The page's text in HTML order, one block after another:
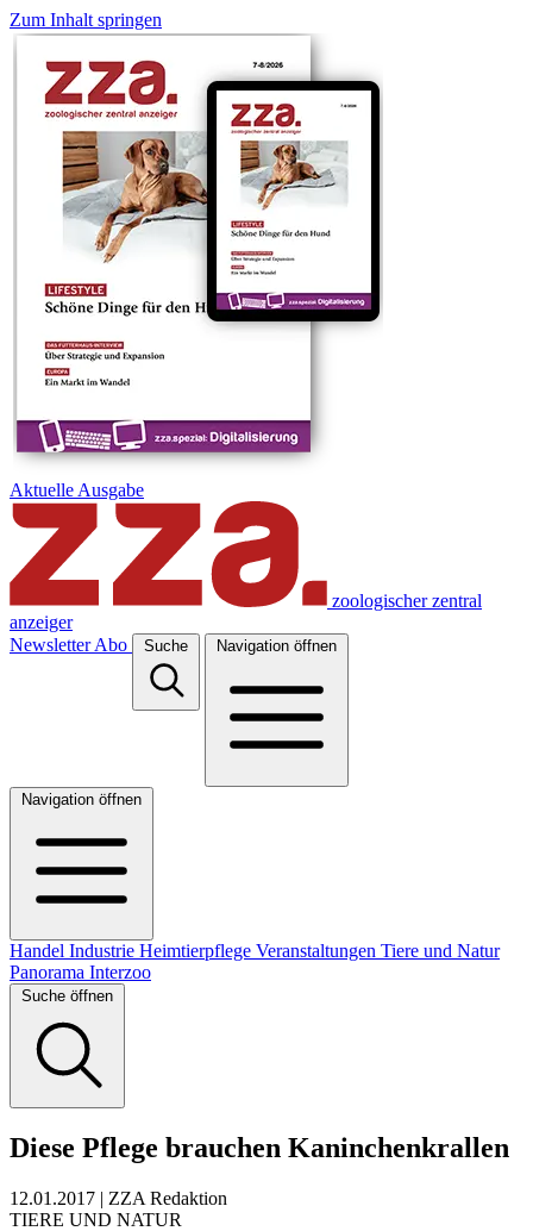
Zum Inhalt springen
Aktuelle Ausgabe
zoologischer zentral
anzeiger
Newsletter Abo Suche Navigation öffnen
Navigation öffnen
Handel Industrie Heimtierpflege Veranstaltungen Tiere und Natur
Panorama Interzoo
Suche öffnen
Diese Pflege brauchen Kaninchenkrallen
12.01.2017 | ZZA Redaktion
TIERE UND NATUR